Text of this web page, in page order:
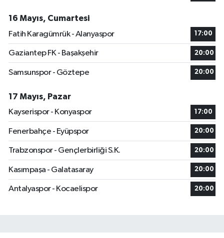
16 Mayıs, Cumartesi
Fatih Karagümrük - Alanyaspor
17:00
Gaziantep FK - Başakşehir 20:00
Samsunspor - Göztepe 20:00
17 Mayıs, Pazar
Kayserispor - Konyaspor
17:00
Fenerbahçe - Eyüpspor 20:00
Trabzonspor - Gençlerbirliği S.K. 20:00
Kasımpaşa - Galatasaray 20:00
Antalyaspor - Kocaelispor 20:00